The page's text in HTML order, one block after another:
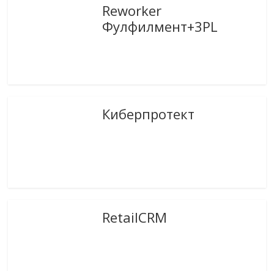
Reworker
Фулфилмент+3PL
Киберпротект
RetailCRM